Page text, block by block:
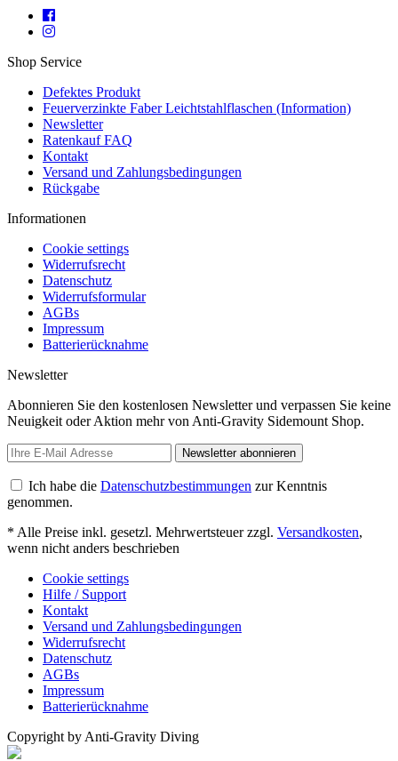
Shop Service
Defektes Produkt
Feuerverzinkte Faber Leichtstahlflaschen (Information)
Newsletter
Ratenkauf FAQ
Kontakt
Versand und Zahlungsbedingungen
Rückgabe
Informationen
Cookie settings
Widerrufsrecht
Datenschutz
Widerrufsformular
AGBs
Impressum
Batterierücknahme
Newsletter
Abonnieren Sie den kostenlosen Newsletter und verpassen Sie keine
Neuigkeit oder Aktion mehr von Anti-Gravity Sidemount Shop.
Newsletter abonnieren
Ich habe die Datenschutzbestimmungen zur Kenntnis
genommen.
* Alle Preise inkl. gesetzl. Mehrwertsteuer zzgl. Versandkosten,
wenn nicht anders beschrieben
Cookie settings
Hilfe / Support
Kontakt
Versand und Zahlungsbedingungen
Widerrufsrecht
Datenschutz
AGBs
Impressum
Batterierücknahme
Copyright by Anti-Gravity Diving